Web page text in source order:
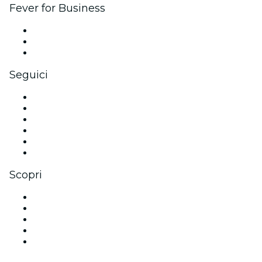
Fever for Business
Seguici
Scopri